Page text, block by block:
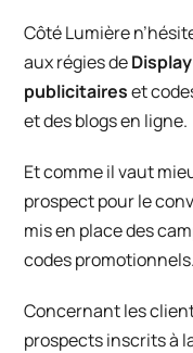
Côté Lumière
aux régies deDisplay
publicitaireset
et des blogs en ligne.
Et comme il vaut
prospect pour le
mis en place des
codes promotionnels.
Concernant les
prospects inscrits à